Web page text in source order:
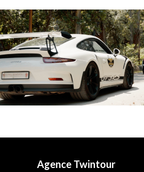
Agence Twintour